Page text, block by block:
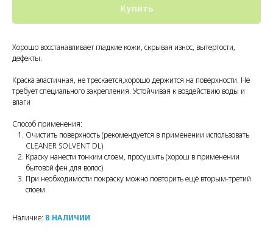
Купить
Хорошо восстанавливает гладкие кожи, скрывая износ, вытертости,
дефекты.
Краска эластичная, не трескается,хорошо держится на поверхности. Не
требует специального закрепления. Устойчивая к воздействию воды и
влаги
Способ применения:
Очистить поверхность (рекомендуется в применении использовать
CLEANER SOLVENT DL)
Краску нанести тонким слоем, просушить (хорош в применении
бытовой фен для волос)
При необходимости покраску можно повторить ещё вторым-третий
слоем.
Наличие: В НАЛИЧИИ